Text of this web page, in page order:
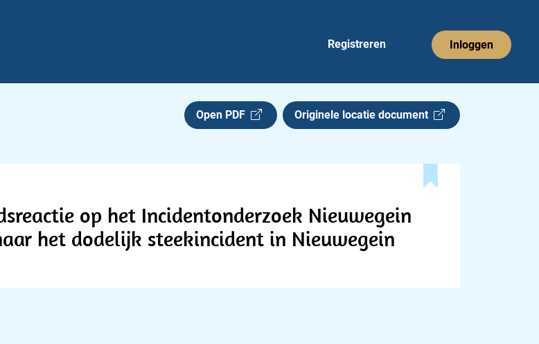
Registreren Inloggen
Open PDF Originele locatie document
op het Incidentonderzoek Nieuwegein
het dodelijk steekincident in Nieuwegein